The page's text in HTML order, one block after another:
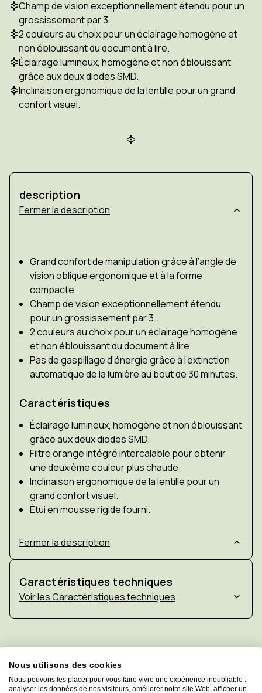
pied pied
Champ de vision exceptionnellement étendu pour un
grossissement par 3.
2 couleurs au choix pour un éclairage homogène et
non éblouissant du document à lire.
Éclairage lumineux, homogène et non éblouissant
grâce aux deux diodes SMD.
Inclinaison ergonomique de la lentille pour un grand
confort visuel.
description
description
Grand confort de manipulation grâce à l’angle de
vision oblique ergonomique et à la forme
compacte.
Champ de vision exceptionnellement étendu
pour un grossissement par 3.
2 couleurs au choix pour un éclairage homogène
et non éblouissant du document à lire.
Pas de gaspillage d’énergie grâce à l’extinction
automatique de la lumière au bout de 30 minutes.
Caractéristiques
Éclairage lumineux, homogène et non éblouissant
grâce aux deux diodes SMD.
Filtre orange intégré intercalable pour obtenir
une deuxième couleur plus chaude.
Inclinaison ergonomique de la lentille pour un
grand confort visuel.
Étui en mousse rigide fourni.
Fermer la description
Caractéristiques techniques
Caractéristiques techniques
Produits liés à cet article
Nous utilisons des cookies
Nous pouvons les placer pour vous faire vivre une expérience inoubliable :
analyser les données de nos visiteurs, améliorer notre site Web, afficher un